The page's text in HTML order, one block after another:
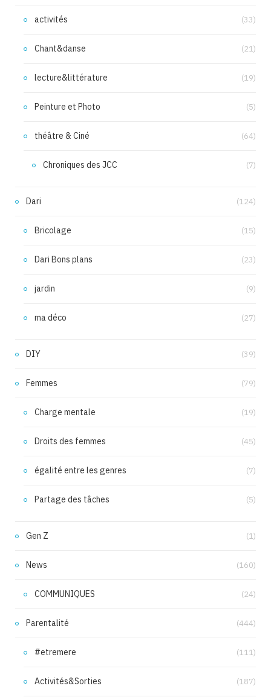
activités (33)
Chant&danse (21)
lecture&littérature (19)
Peinture et Photo (5)
théâtre & Ciné (64)
Chroniques des JCC (7)
Dari (124)
Bricolage (15)
Dari Bons plans (23)
jardin (9)
ma déco (27)
DIY (39)
Femmes (79)
Charge mentale (19)
Droits des femmes (45)
égalité entre les genres (7)
Partage des tâches (5)
Gen Z (1)
News (160)
COMMUNIQUES (24)
Parentalité (444)
#etremere (111)
Activités&Sorties (187)